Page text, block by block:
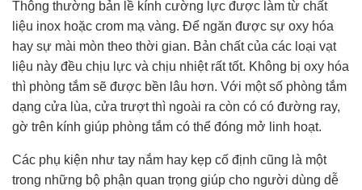
Thông thường bản lề kính cường lực được làm từ chất
liệu inox hoặc crom mạ vàng. Để ngăn được sự oxy hóa
hay sự mài mòn theo thời gian. Bản chất của các loại vạt
liệu này đều chịu lực và chịu nhiệt rất tốt. Không bị oxy hóa
thì phòng tắm sẽ được bền lâu hơn. Với một số phòng tắm
dạng cửa lùa, cửa trượt thì ngoài ra còn có có đường ray,
gờ trên kính giúp phòng tắm có thể đóng mở linh hoạt.
Các phụ kiện như tay nắm hay kẹp cố định cũng là một
trong những bộ phận quan trọng giúp cho người dùng dễ